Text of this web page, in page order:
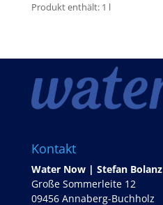
Produkt enthält: 1 l
Kontakt
Water Now | Stefan Bolanz
Große Sommerleite 12
09456 Annaberg-Buchholz